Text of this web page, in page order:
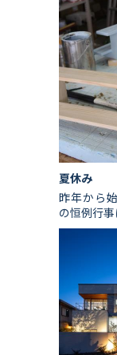
夏休み
昨年から
の恒例行